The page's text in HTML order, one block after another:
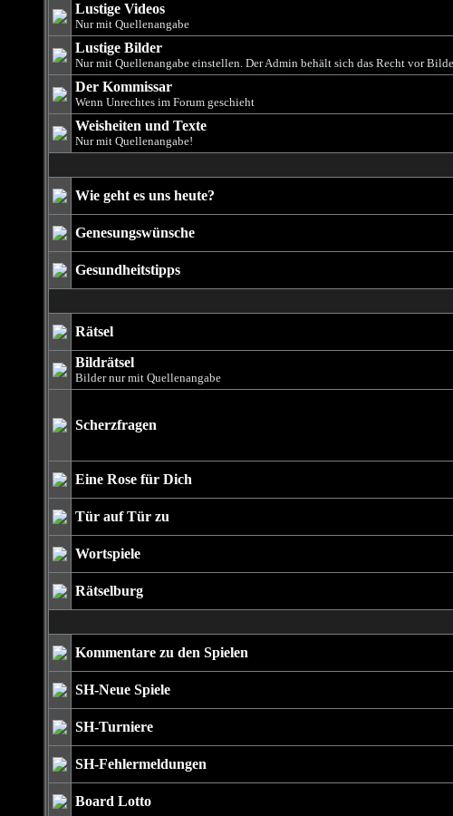
Lustige Videos
Nur mit Quellenangabe
Lustige Bilder
Nur mit Quellenangabe einstellen. Der Admin behält sich das Recht vor
Der Kommissar
Wenn Unrechtes im Forum geschieht
Weisheiten und Texte
Nur mit Quellenangabe!
Wie geht es uns heute?
Genesungswünsche
Gesundheitstipps
Rätsel
Bildrätsel
Bilder nur mit Quellenangabe
Scherzfragen
Eine Rose für Dich
Tür auf Tür zu
Wortspiele
Rätselburg
Kommentare zu den Spielen
SH-Neue Spiele
SH-Turniere
SH-Fehlermeldungen
Board Lotto